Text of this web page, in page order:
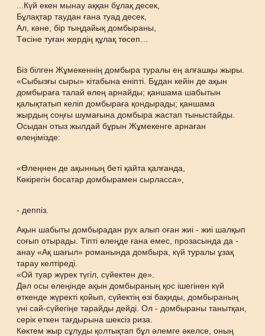
...Күй екен мынау аққан бұлақ десек,
Бұлақтар таудан ғана туад десек,
Ал, кәне, бір тыңдайық домбыраны,
Төсіне туған жердің құлақ төсеп…
Біз білген Жұмекеннің домбыра туралы ең алғашқы жыры.
«Сыбызғы сыры» кітабына еніпті. Бұдан кейін де ақын
домбыраға талай өлең арнайды; қаншама шабытын
қалықтатып келіп домбыраға қондырады; қаншама
жырдың соңғы шумағына домбыра жастап тыныстайды.
Осыдан отыз жылдай бұрын Жұмекенге арнаған
өлеңімізде:
«Өлеңнен де ақынның беті қайта қалғанда,
Көкірегін босатар домбырамен сырласса»,
- деппіз.
Ақын шабыты домбырадан рух алып оған жиі - жиі шалқып
соғып отырады. Тіпті өлеңде ғана емес, прозасында да -
анау «Ақ шағыл» романында домбыра, күй туралы ұзақ
тарау келтіреді.
«Ой туар жүрек түгіл, сүйектен де».
Дәл осы өлеңінде ақын домбыраның қос ішегінен күй
өткенде жүректі қойып, сүйектің өзі бақиды, домбыраның
үні сай-сүйегіңе тарайды дейді. Ол - домбыраны танытқан,
серік еткен тағдырына шексіз риза.
Көктем жыр сұлуды қолтықтап бұл әлемге әкелсе, оның